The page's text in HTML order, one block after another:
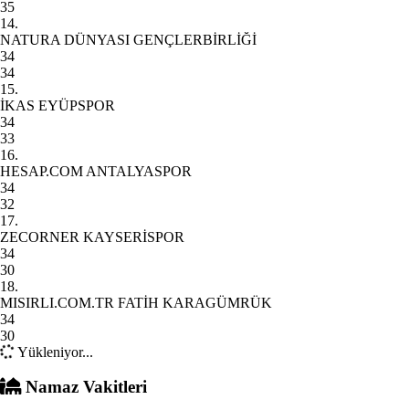
35
14.
NATURA DÜNYASI GENÇLERBİRLİĞİ
34
34
15.
İKAS EYÜPSPOR
34
33
16.
HESAP.COM ANTALYASPOR
34
32
17.
ZECORNER KAYSERİSPOR
34
30
18.
MISIRLI.COM.TR FATİH KARAGÜMRÜK
34
30
Yükleniyor...
Namaz Vakitleri